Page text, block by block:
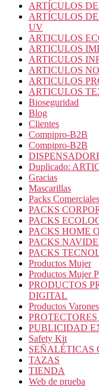
ARTÍCULOS
ARTÍCULOS
UV
ARTICULOS
ARTICULOS
ARTICULOS
ARTICULOS
ARTICULOS
ARTICULOS
Bioseguridad
Blog
Clientes
Compipro-B2B
Compipro-B2B
Duplicado:
Gracias
Mascarillas
Packs Comerciales
PACKS
PACKS
PACKS HOME
PACKS
PACKS
Productos Mujer
Productos Mujer
PRODUCTOS
DIGITAL
Productos Varones
PUBLICIDAD
Safety Kit
SEÑALÉTICAS
TAZAS
TIENDA
Web de prueba